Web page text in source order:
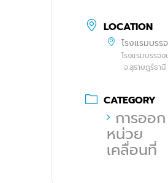
LOCATION
โรงแรมบรร
โรงแรมบรรจง
จ.สุราษฎร์ธานี
CATEGORY
การออก
หน่วย
เคลื่อนที่